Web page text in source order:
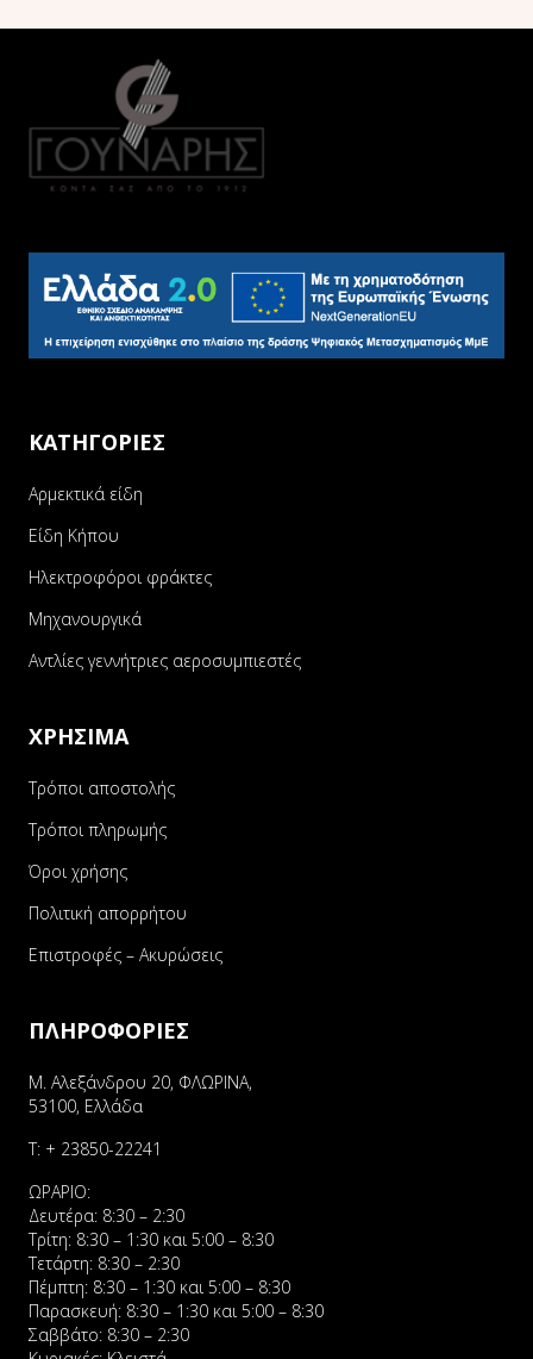
ΚΑΤΗΓΟΡΙΕΣ
Αρμεκτικά είδη
Είδη Κήπου
Ηλεκτροφόροι φράκτες
Μηχανουργικά
Αντλίες γεννήτριες αεροσυμπιεστές
ΧΡΗΣΙΜΑ
Τρόποι αποστολής
Τρόποι πληρωμής
Όροι χρήσης
Πολιτική απορρήτου
Επιστροφές – Ακυρώσεις
ΠΛΗΡΟΦΟΡΙΕΣ
Μ. Αλεξάνδρου 20, ΦΛΩΡΙΝΑ,
53100, Ελλάδα
Τ: + 23850-22241
ΩΡΑΡΙΟ:
Δευτέρα: 8:30 – 2:30
Τρίτη: 8:30 – 1:30 και 5:00 – 8:30
Τετάρτη: 8:30 – 2:30
Πέμπτη: 8:30 – 1:30 και 5:00 – 8:30
Παρασκευή: 8:30 – 1:30 και 5:00 – 8:30
Σαββάτο: 8:30 – 2:30